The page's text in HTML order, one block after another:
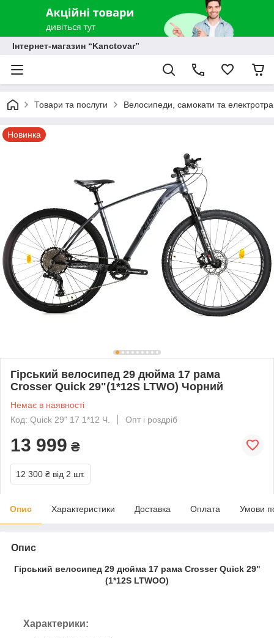
Інтернет-магазин “Kanctovar”
Товари та послуги Велосипеди, самокати та
Новинка
Гірський велосипед 29 дюйма 17 рама
Crosser Quick 29"(1*12S LTWO) Чорний
Немає в наявності
Код: Quick 29" 17 1*12 Ч.
Опт і роздріб
13 999 ₴
12 300 ₴ від 2 шт.
Опис Характеристики Доставка Оплата Умови
Опис
Гірський велосипед 29 дюйма 17 рама Crosser Quick 29"
(1*12S LTWOO)
Характерики: